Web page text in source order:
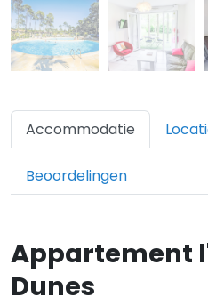
Accommodatie
Beoordelingen
Appartement
Dunes